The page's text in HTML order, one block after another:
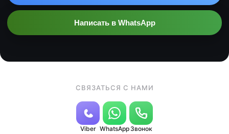
Написать в WhatsApp
СВЯЗАТЬСЯ С НАМИ
Viber WhatsApp Звонок